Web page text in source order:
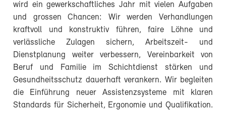
wird ein gewerkschaftliches Jahr mit vielen Aufgaben
und grossen Chancen: Wir werden Verhandlungen
kraftvoll und konstruktiv führen, faire Löhne und
verlässliche Zulagen sichern, Arbeitszeit- und
Dienstplanung weiter verbessern, Vereinbarkeit von
Beruf und Familie im Schichtdienst stärken und
Gesundheitsschutz dauerhaft verankern. Wir begleiten
die Einführung neuer Assistenzsysteme mit klaren
Standards für Sicherheit, Ergonomie und Qualifikation.